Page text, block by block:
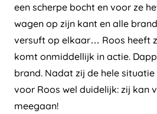
een scherpe bocht en voor ze
wagen op zijn kant en alle
versuft op elkaar… Roos heeft
komt onmiddellijk in actie.
brand. Nadat zij de hele
voor Roos wel duidelijk: zij kan
meegaan!